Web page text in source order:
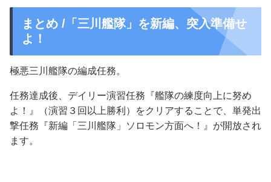
まとめ /「三川艦隊」を新編、突入準備せ
よ！
極悪三川艦隊の編成任務。
任務達成後、デイリー演習任務『艦隊の練度向上に努め
よ！』（演習３回以上勝利）をクリアすることで、単発出
撃任務『新編「三川艦隊」ソロモン方面へ！』が開放され
ます。